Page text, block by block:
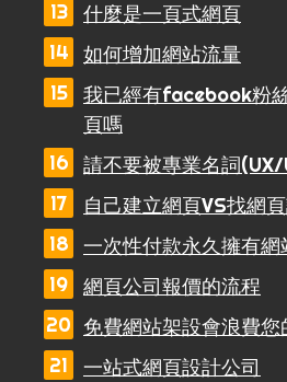
什麼是一頁式網頁
如何增加網站流量
我已經有facebook粉
頁嗎
請不要被專業名詞
自己建立網頁VS找網
一次性付款永久擁有網
網頁公司報價的流程
免費網站架設會浪費您
一站式網頁設計公司